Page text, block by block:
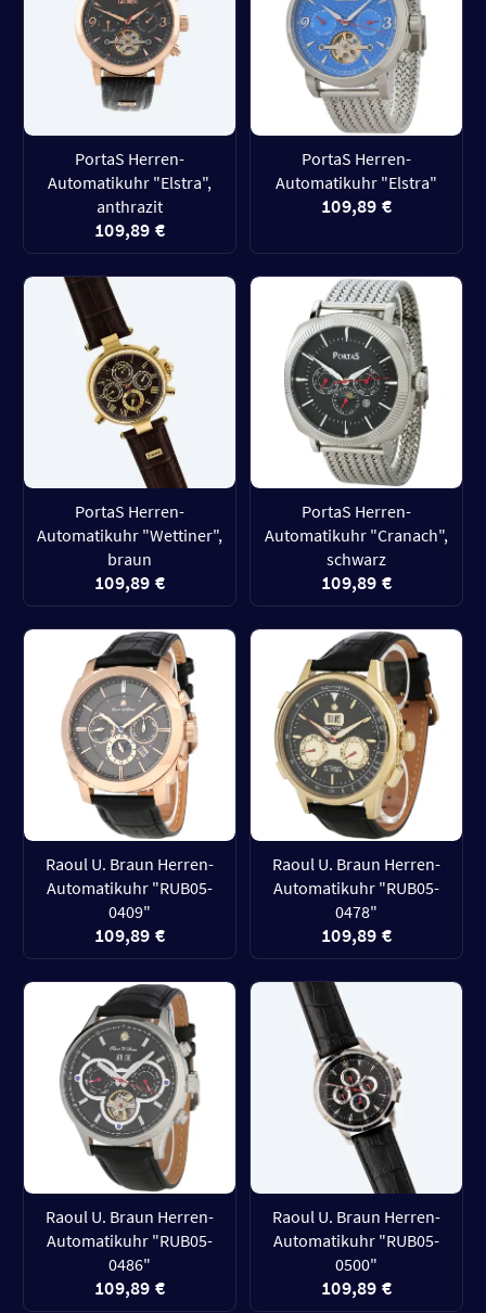
PortaS Herren-
Automatikuhr "Elstra",
anthrazit
109,89 €
PortaS Herren-
Automatikuhr "Elstra"
109,89 €
PortaS Herren-
Automatikuhr "Wettiner",
braun
109,89 €
PortaS Herren-
Automatikuhr "Cranach",
schwarz
109,89 €
Raoul U. Braun Herren-
Automatikuhr "RUB05-
0409"
109,89 €
Raoul U. Braun Herren-
Automatikuhr "RUB05-
0478"
109,89 €
Raoul U. Braun Herren-
Automatikuhr "RUB05-
0486"
109,89 €
Raoul U. Braun Herren-
Automatikuhr "RUB05-
0500"
109,89 €